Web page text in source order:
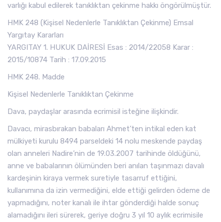
varlığı kabul edilerek tanıklıktan çekinme hakkı öngörülmüştür.
HMK 248 (Kişisel Nedenlerle Tanıklıktan Çekinme) Emsal
Yargıtay Kararları
YARGITAY 1. HUKUK DAİRESİ Esas : 2014/22058 Karar :
2015/10874 Tarih : 17.09.2015
HMK 248. Madde
Kişisel Nedenlerle Tanıklıktan Çekinme
Dava, paydaşlar arasında ecrimisil isteğine ilişkindir.
Davacı, mirasbırakan babaları Ahmet’ten intikal eden kat
mülkiyeti kurulu 8494 parseldeki 14 nolu meskende paydaş
olan anneleri Nadire’nin de 19.03.2007 tarihinde öldüğünü,
anne ve babalarının ölümünden beri anılan taşınmazı davalı
kardeşinin kiraya vermek suretiyle tasarruf ettiğini,
kullanımına da izin vermediğini, elde ettiği gelirden ödeme de
yapmadığını, noter kanalı ile ihtar gönderdiği halde sonuç
alamadığını ileri sürerek, geriye doğru 3 yıl 10 aylık ecrimisile